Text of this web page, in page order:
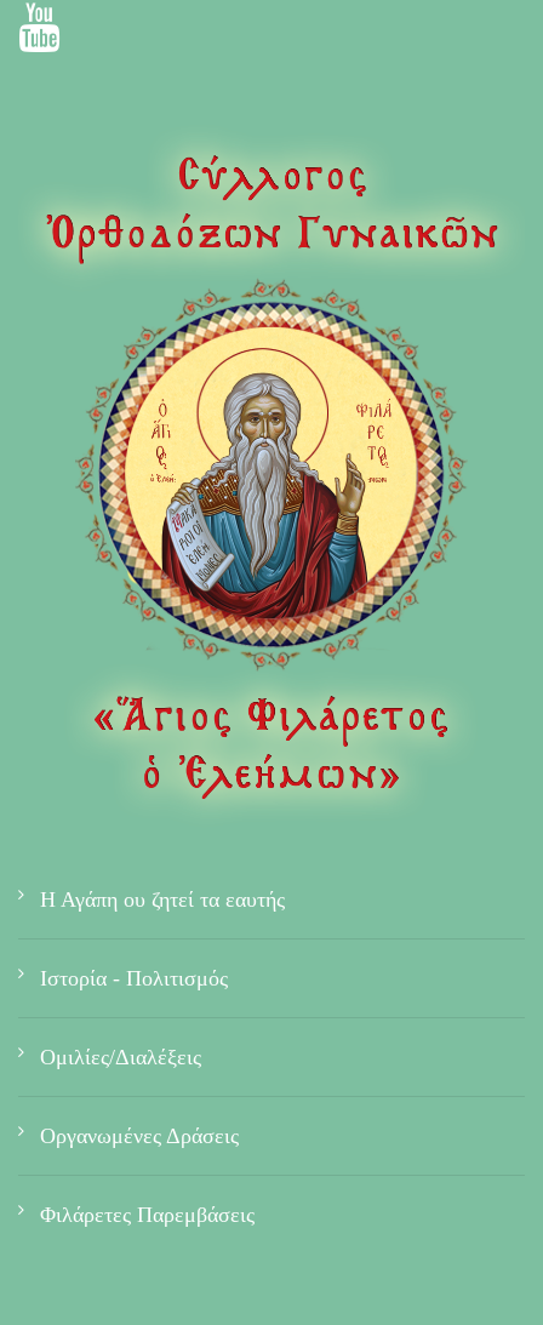
Η Αγάπη ου ζητεί τα εαυτής
Ιστορία - Πολιτισμός
Ομιλίες/Διαλέξεις
Οργανωμένες Δράσεις
Φιλάρετες Παρεμβάσεις